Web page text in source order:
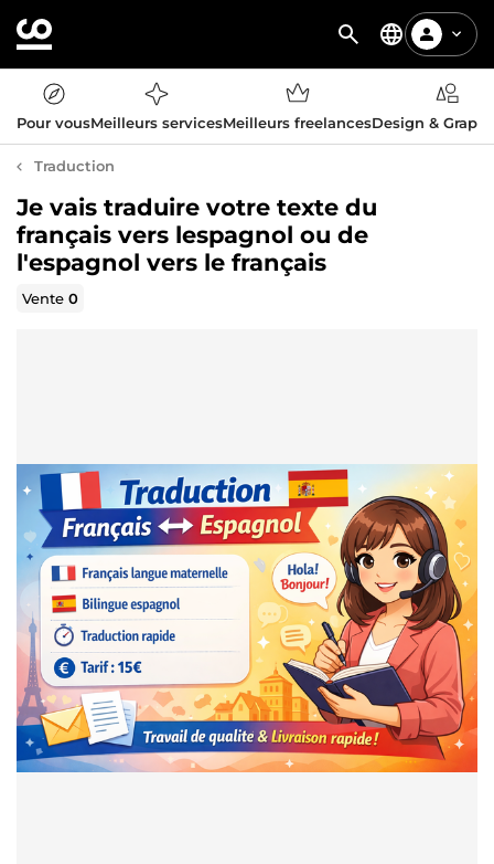
Pour vousMeilleurs servicesMeilleurs freelancesDesign &
Traduction
Je vais traduire votre texte du
français vers lespagnol ou de
l'espagnol vers le français
Vente0